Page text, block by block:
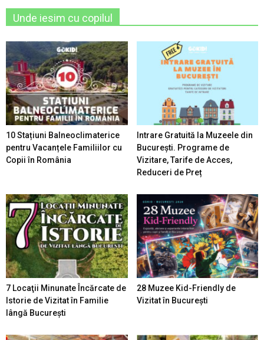
Unde iesim cu copilul
10 Stațiuni Balneoclimaterice
pentru Vacanțele Familiilor cu
Copii în România
Intrare Gratuită la Muzeele din
București. Programe de
Vizitare, Tarife de Acces,
Reduceri de Preț
7 Locaţii Minunate Încărcate de
Istorie de Vizitat în Familie
lângă București
28 Muzee Kid-Friendly de
Vizitat în București